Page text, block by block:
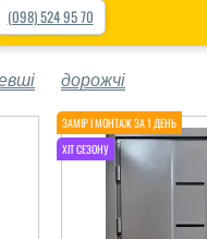
(098) 524 95 70
дорожчі